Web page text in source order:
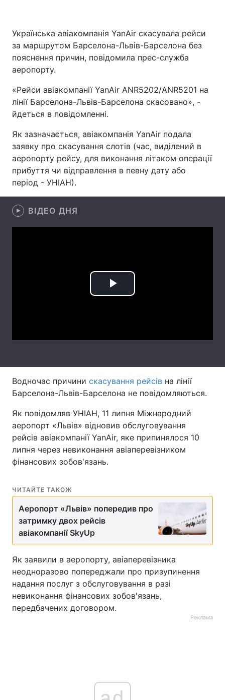
Україна Політика
Спорт Наука
Техно і зв'язок
Зброя Інциденти
Здоров'я Туризм
Цікавинки Погода
Екологія Регіони
Лонгріди
Думки
Вакансії
Послуги
Українська авіакомпанія YanAir скасувала рейси
за маршрутом Барселона-Львів-Барселона без
пояснення причин, повідомила прес-служба
аеропорту.
«Рейси авіакомпанії YanAir ANR5202/ANR5201 на
лінії Барселона-Львів-Барселона скасовано», -
йдеться в повідомленні.
Як зазначається, авіакомпанія YanAir подала
заявку про скасування слотів (час, виділений в
аеропорту рейсу, для виконання літаком операції
прибуття чи відправлення в певну дату або
період - УНІАН).
ВІДЕО ДНЯ
Play
Водночас причини скасування рейсів на лінії
Барселона-Львів-Барселона не повідомляються.
Як повідомляв УНІАН, 11 липня Міжнародний
аеропорт «Львів» відновив обслуговування
рейсів авіакомпанії YanAir, яке припинялося 10
липня через невиконання авіаперевізником
фінансових зобов'язань.
ЧИТАЙТЕ ТАКОЖ
Аеропорт «Львів» попередив про
затримку двох рейсів
авіакомпанії SkyUp
Як заявили в аеропорту, авіаперевізника
неодноразово попереджали про призупинення
надання послуг з обслуговування в разі
невиконання фінансових зобов'язань,
передбачених договором.
Реклама